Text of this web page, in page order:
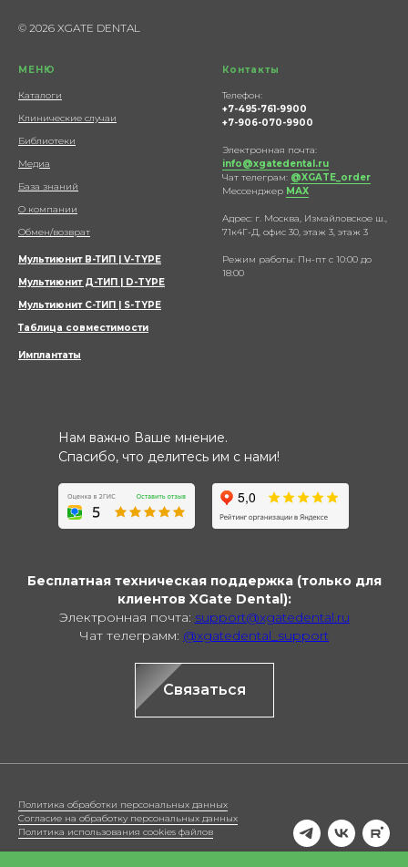
© 2026 XGATE DENTAL
МЕНЮ
Каталоги
Клинические случаи
Библиотеки
Медиа
База знаний
О компании
Обмен/возврат
Мультиюнит В-ТИП | V-TYPE
Мультиюнит Д-ТИП | D-TYPE
Мультиюнит С-ТИП | S-TYPE
Таблица совместимости
Имплантаты
Контакты
Телефон:
+7-495-761-9900
+7-906-070-9900
Электронная почта:
info@xgatedental.ru
Чат телеграм: @XGATE_order
Мессенджер МАХ
Адрес: г. Москва, Измайловское ш.,
71к4Г-Д, офис 30, этаж 3, этаж 3
Режим работы: Пн-пт с 10:00 до
18:00
Нам важно Ваше мнение.
Спасибо, что делитесь им с нами!
Бесплатная техническая поддержка (только для
клиентов XGate Dental):
Электронная почта: support@xgatedental.ru
Чат телеграмм: @xgatedental_support
Связаться
Политика обработки персональных данных
Согласие на обработку персональных данных
Политика использования cookies файлов